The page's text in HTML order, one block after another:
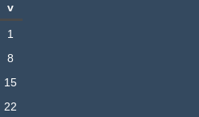
v
1
8
15
22